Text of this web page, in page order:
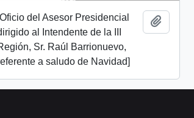
del Asesor Presidencial
al Intendente de la III
Sr. Raúl Barrionuevo,
a saludo de Navidad]